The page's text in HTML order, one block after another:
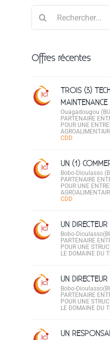
Offres récentes
TROIS (3)
Ouagadougou
PARTENAIRE
POUR UNE
CDD
UN (1)
Bobo-Dioulasso
PARTENAIRE
POUR UNE
CDD
UN
Bobo-
PARTENAIRE
POUR UNE
LE DOMAINE DU
UN
Bobo-
PARTENAIRE
POUR UNE
LE DOMAINE DU
UN